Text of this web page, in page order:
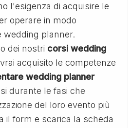
l'esigenza di acquisire le
operare in modo
wedding planner.
dei nostri corsi wedding
acquisito le competenze
wedding planner
durante le fasi che
del loro evento più
il form e scarica la scheda